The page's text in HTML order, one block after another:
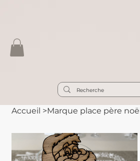
Accueil >Marque place père noël